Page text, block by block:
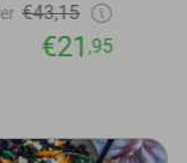
€43,15
€21,95